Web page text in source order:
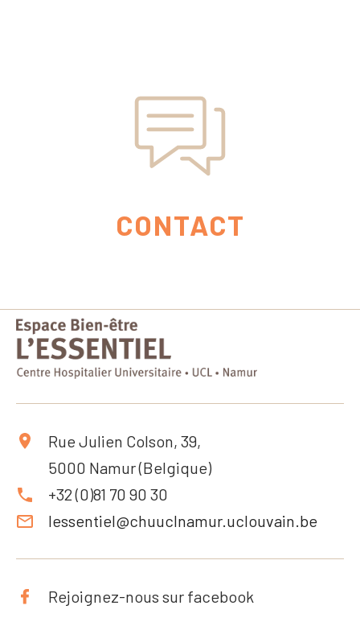
CONTACT
Rue Julien Colson, 39,
5000 Namur (Belgique)
+32 (0)81 70 90 30
lessentiel@chuuclnamur.uclouvain.be
Rejoignez-nous sur facebook